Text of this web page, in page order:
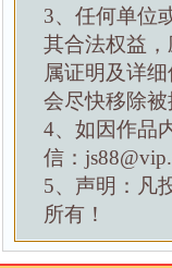
3、任何单位
其合法权益
属证明及详
会尽快移除被
4、如因作品
信：
5、声明：凡
所有！